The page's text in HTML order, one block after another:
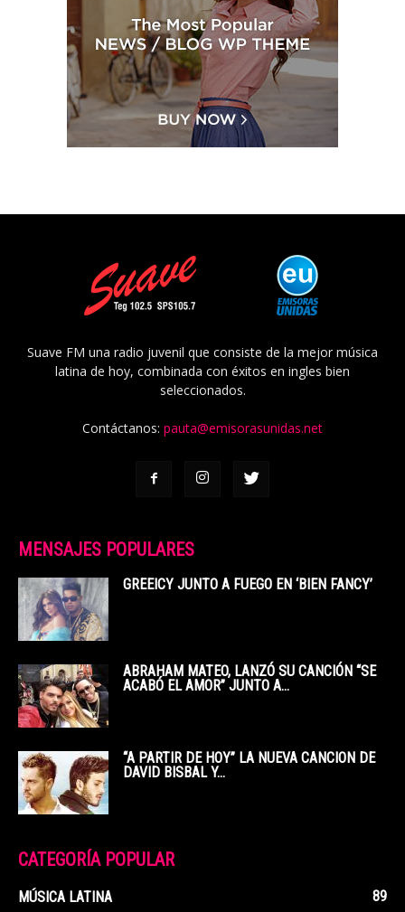
Suave FM una radio juvenil que consiste de la mejor música
latina de hoy, combinada con éxitos en ingles bien
seleccionados.
Contáctanos: pauta@emisorasunidas.net
MENSAJES POPULARES
GREEICY JUNTO A FUEGO EN ‘BIEN FANCY’
ABRAHAM MATEO, LANZÓ SU CANCIÓN “SE
ACABÓ EL AMOR” JUNTO A...
“A PARTIR DE HOY” LA NUEVA CANCION DE
DAVID BISBAL Y...
CATEGORÍA POPULAR
MÚSICA LATINA 89